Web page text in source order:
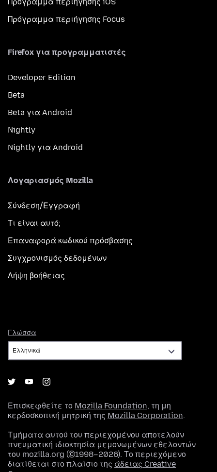
Πρόγραμμα περιήγησης iOS
Πρόγραμμα περιήγησης Focus
Firefox για προγραμματιστές
Developer Edition
Beta
Beta για Android
Nightly
Nightly για Android
Λογαριασμός Mozilla
Σύνδεση/Εγγραφή
Τι είναι αυτό;
Επαναφορά κωδικού πρόσβασης
Συγχρονισμός δεδομένων
Λήψη βοήθειας
Γλώσσα
Επισκεφθείτε το Mozilla Foundation, τη μη
κερδοσκοπική μητρική της Mozilla Corporation.
Τμήματα αυτού του περιεχομένου αποτελούν
πνευματική ιδιοκτησία μεμονωμένων εθελοντών
του mozilla.org (©1998–2026). Το περιεχόμενο
διατίθεται στο πλαίσιο της άδειας Creative